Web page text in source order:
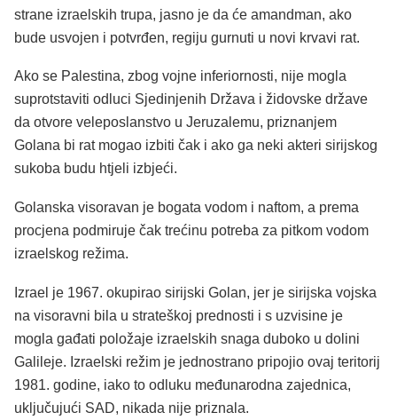
strane izraelskih trupa, jasno je da će amandman, ako
bude usvojen i potvrđen, regiju gurnuti u novi krvavi rat.
Ako se Palestina, zbog vojne inferiornosti, nije mogla
suprotstaviti odluci Sjedinjenih Država i židovske države
da otvore veleposlanstvo u Jeruzalemu, priznanjem
Golana bi rat mogao izbiti čak i ako ga neki akteri sirijskog
sukoba budu htjeli izbjeći.
Golanska visoravan je bogata vodom i naftom, a prema
procjena podmiruje čak trećinu potreba za pitkom vodom
izraelskog režima.
Izrael je 1967. okupirao sirijski Golan, jer je sirijska vojska
na visoravni bila u strateškoj prednosti i s uzvisine je
mogla gađati položaje izraelskih snaga duboko u dolini
Galileje. Izraelski režim je jednostrano pripojio ovaj teritorij
1981. godine, iako to odluku međunarodna zajednica,
uključujući SAD, nikada nije priznala.